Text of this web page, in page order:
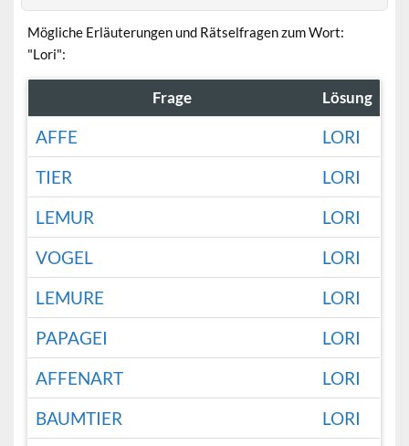
Mögliche Erläuterungen und Rätselfragen zum Wort:
"Lori":
Frage Lösung
AFFE
LORI
TIER
LORI
LEMUR
LORI
VOGEL
LORI
LEMURE
LORI
PAPAGEI
LORI
AFFENART
LORI
BAUMTIER
LORI